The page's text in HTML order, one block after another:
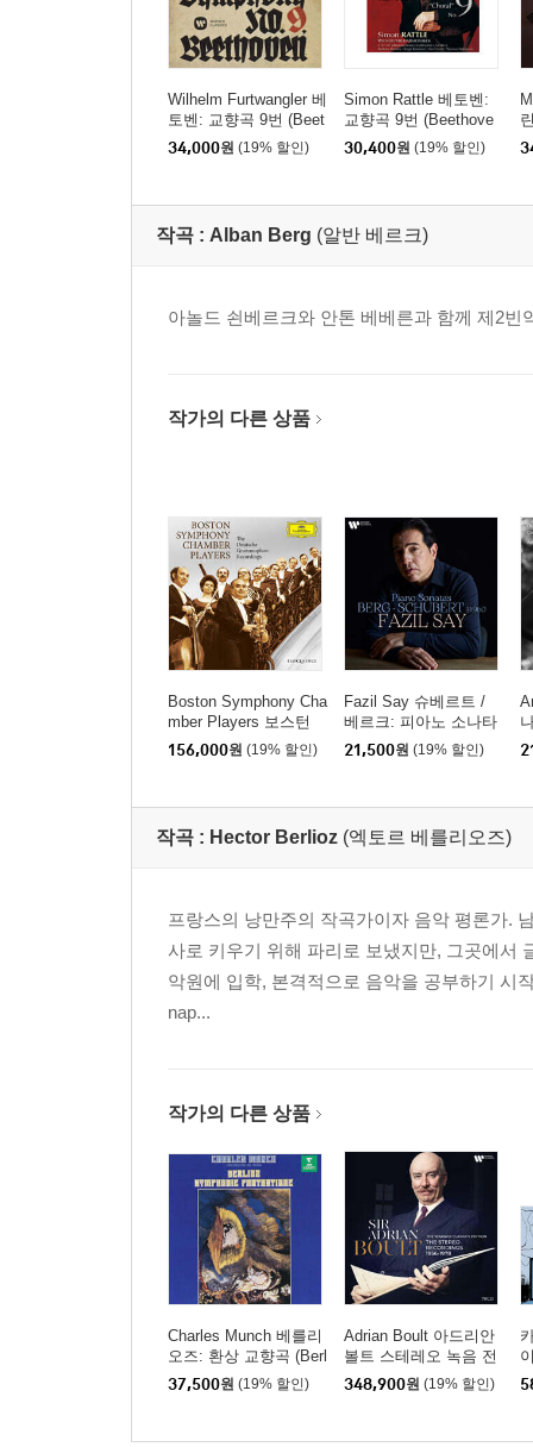
Wilhelm Furtwangler 베
토벤: 교향곡 9번 (Beet
hoven: Symphony No.
9) [UHQCD]
34,000원 (19% 할인)
Simon Rattle 베토벤:
교향곡 9번 (Beethove
n: Symphony No. 9) [H
QCD]
30,400원 (19% 할인)
작곡 : Alban Berg (알반 베르크)
아놀드 쇤베르크와 안톤 베베른과 함께 제2
작가의 다른 상품
Boston Symphony Cha
mber Players 보스턴
심포니 체임버 플레이
어즈 - DG 녹음 에디션
ophon Recordings)
156,000원 (19% 할인)
Fazil Say 슈베르트 /
베르크: 피아노 소나타
(Schubert / Berg: Pian
o Sonatas)
21,500원 (19% 할인)
1
작곡 : Hector Berlioz (엑토르 베를리오즈)
프랑스의 낭만주의 작곡가이자 음악 평론가.
사로 키우기 위해 파리로 보냈지만, 그곳에서
악원에 입학, 본격적으로 음악을 공부하기 시
nap...
작가의 다른 상품
Charles Munch 베를리
오즈: 환상 교향곡 (Berl
ioz: Symphonie Fantas
tique) [SACD]
37,500원 (19% 할인)
Adrian Boult 아드리안
볼트 스테레오 녹음 전
집 (THE Stereo Record
ings 1956-1978)[79CD
348,900원 (19% 할인)